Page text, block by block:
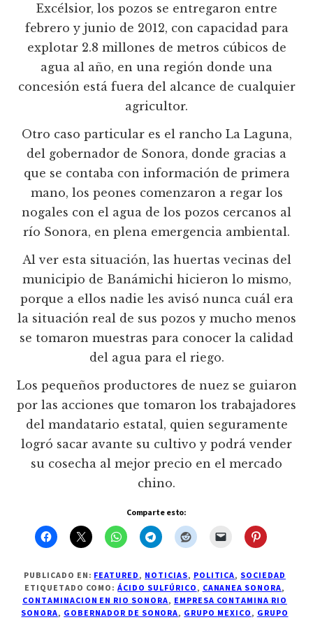
Excélsior, los pozos se entregaron entre
febrero y junio de 2012, con capacidad para
explotar 2.8 millones de metros cúbicos de
agua al año, en una región donde una
concesión está fuera del alcance de cualquier
agricultor.
Otro caso particular es el rancho La Laguna,
del gobernador de Sonora, donde gracias a
que se contaba con información de primera
mano, los peones comenzaron a regar los
nogales con el agua de los pozos cercanos al
río Sonora, en plena emergencia ambiental.
Al ver esta situación, las huertas vecinas del
municipio de Banámichi hicieron lo mismo,
porque a ellos nadie les avisó nunca cuál era
la situación real de sus pozos y mucho menos
se tomaron muestras para conocer la calidad
del agua para el riego.
Los pequeños productores de nuez se guiaron
por las acciones que tomaron los trabajadores
del mandatario estatal, quien seguramente
logró sacar avante su cultivo y podrá vender
su cosecha al mejor precio en el mercado
chino.
Comparte esto:
PUBLICADO EN: FEATURED , NOTICIAS, POLITICA, SOCIEDAD
ETIQUETADO COMO:ÁCIDO SULFÚRICO , CANANEA SONORA,
CONTAMINACION EN RIO SONORA, EMPRESA CONTAMINA RIO
SONORA, GOBERNADOR DE SONORA, GRUPO MEXICO , GRUPO